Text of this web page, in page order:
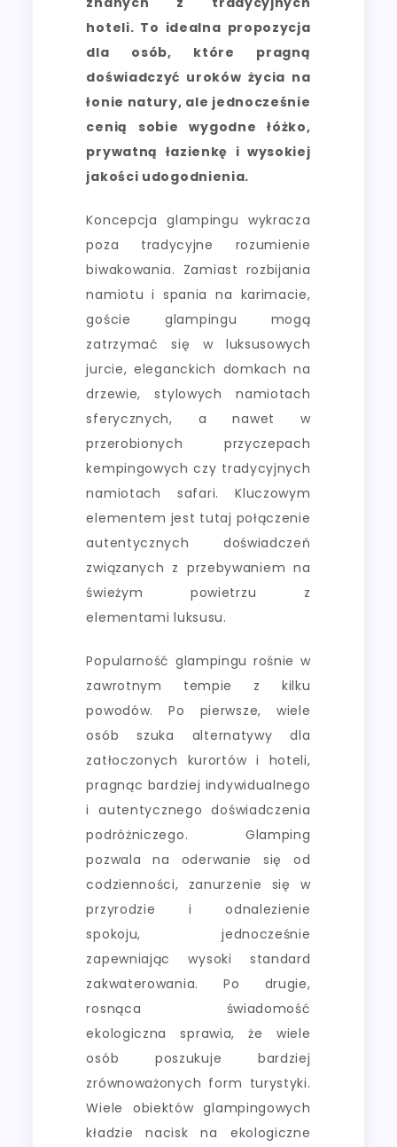
hoteli. To idealna propozycja
dla osób, które pragną
doświadczyć uroków życia na
łonie natury, ale jednocześnie
cenią sobie wygodne łóżko,
prywatną łazienkę i wysokiej
jakości udogodnienia.
Koncepcja glampingu wykracza
poza tradycyjne rozumienie
biwakowania. Zamiast rozbijania
namiotu i spania na karimacie,
goście glampingu mogą
zatrzymać się w luksusowych
jurcie, eleganckich domkach na
drzewie, stylowych namiotach
sferycznych, a nawet w
przerobionych przyczepach
kempingowych czy tradycyjnych
namiotach safari. Kluczowym
elementem jest tutaj połączenie
autentycznych doświadczeń
związanych z przebywaniem na
świeżym powietrzu z
elementami luksusu.
Popularność glampingu rośnie w
zawrotnym tempie z kilku
powodów. Po pierwsze, wiele
osób szuka alternatywy dla
zatłoczonych kurortów i hoteli,
pragnąc bardziej indywidualnego
i autentycznego doświadczenia
podróżniczego. Glamping
pozwala na oderwanie się od
codzienności, zanurzenie się w
przyrodzie i odnalezienie
spokoju, jednocześnie
zapewniając wysoki standard
zakwaterowania. Po drugie,
rosnąca świadomość
ekologiczna sprawia, że wiele
osób poszukuje bardziej
zrównoważonych form turystyki.
Wiele obiektów glampingowych
kładzie nacisk na ekologiczne